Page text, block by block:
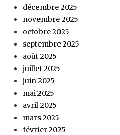
décembre 2025
novembre 2025
octobre 2025
septembre 2025
août 2025
juillet 2025
juin 2025
mai 2025
avril 2025
mars 2025
février 2025